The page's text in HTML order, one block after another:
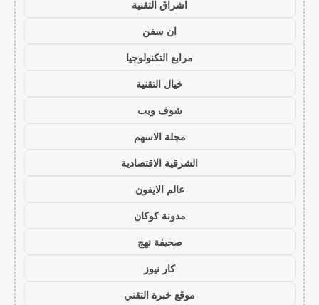
اشراق التقنية
ان سفن
مرابع التكنولوجيا
خيال التقنية
شوف ويب
مجلة الاسهم
الشرقية الاقتصادية
عالم الايفون
مدونة كوكان
صحيفة نهج
كار نيوز
موقع خبرة التقني